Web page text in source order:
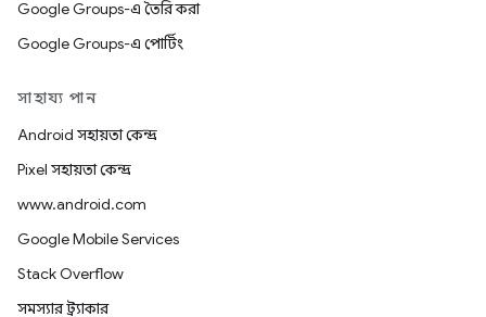
Google Groups-এ তৈরি করা
Google Groups-এ পোর্টিং
সাহায্য পান
Android সহায়তা কেন্দ্র
Pixel সহায়তা কেন্দ্র
www.android.com
Google Mobile Services
Stack Overflow
সমস্যার ট্র্যাকার